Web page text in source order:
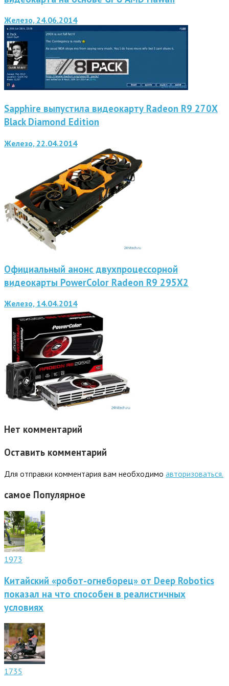
Железо, 24.06.2014
Sapphire выпустила видеокарту Radeon R9 270X
Black Diamond Edition
Железо, 22.04.2014
Официальный анонс двухпроцессорной
видеокарты PowerColor Radeon R9 295X2
Железо, 14.04.2014
Нет комментарий
Оставить комментарий
Для отправки комментария вам необходимо авторизоваться.
самое Популярное
1973
Китайский «робот-огнеборец» от Deep Robotics
показал на что способен в реалистичных
условиях
1735